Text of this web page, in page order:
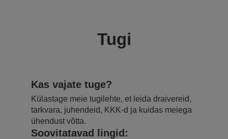
Tugi
Kas vajate tuge?
Külastage meie tugilehte, et leida draivereid,
tarkvara, juhendeid, KKK-d ja kuidas meiega
ühendust võtta.
Soovitatavad lingid: